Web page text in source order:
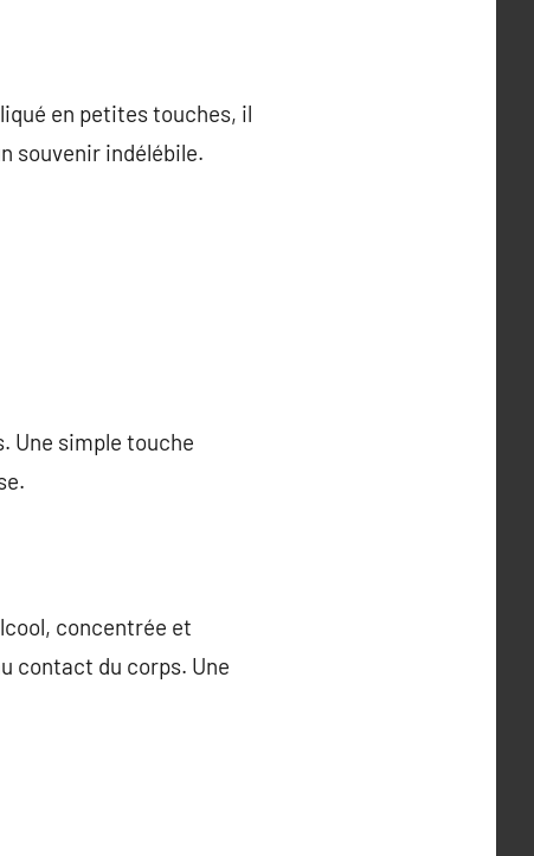
en petites touches, il
souvenir indélébile.
Une simple touche
concentrée et
contact du corps. Une